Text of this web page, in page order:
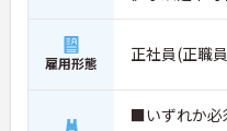
雇用形態 正社員(正職
■いずれか必